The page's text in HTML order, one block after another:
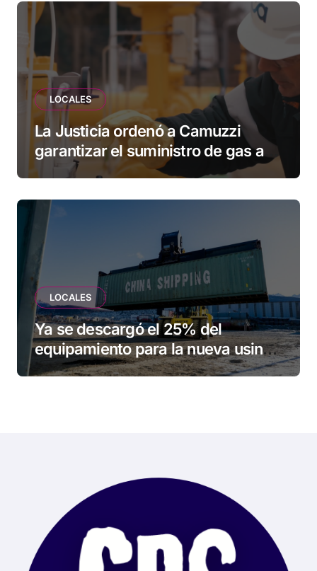
esperando”
LOCALES
La Justicia ordenó a Camuzzi
garantizar el suministro de gas a
una familia de Tolhuin
LOCALES
Ya se descargó el 25% del
equipamiento para la nueva usina
de Ushuaia